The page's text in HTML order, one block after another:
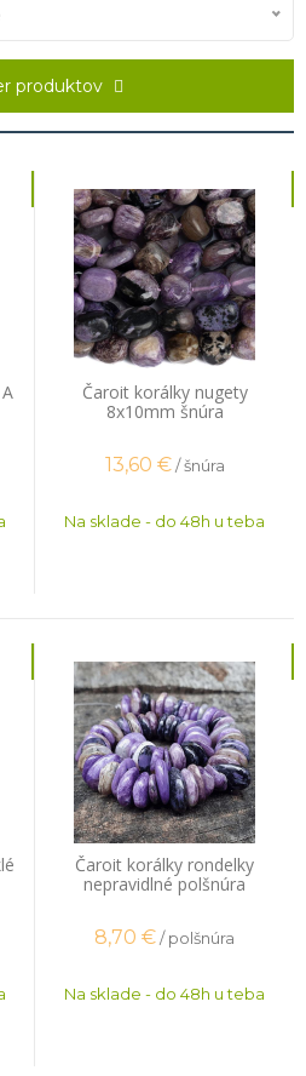
rokov sa úplne vyťaží. Na Mohsovej
,
produktov
Čaroit korálky nugety
8x10mm šnúra
13,60 € / šnúra
Na sklade - do 48h u teba
Čaroit korálky rondelky
nepravidlné polšnúra
8,70 €/ polšnúra
Na sklade - do 48h u teba